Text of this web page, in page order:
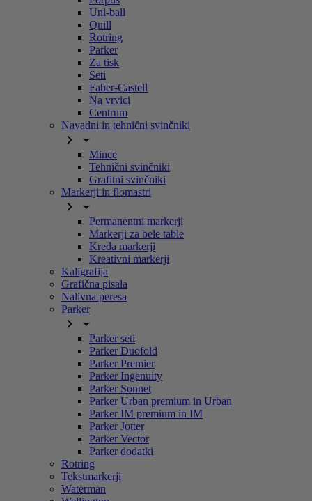
Uni-ball
Quill
Rotring
Parker
Za tisk
Seti
Faber-Castell
Na vrvici
Centrum
Navadni in tehnični svinčniki
 
Mince
Tehnični svinčniki
Grafitni svinčniki
Markerji in flomastri
 
Permanentni markerji
Markerji za bele table
Kreda markerji
Kreativni markerji
Kaligrafija
Grafična pisala
Nalivna peresa
Parker
 
Parker seti
Parker Duofold
Parker Premier
Parker Ingenuity
Parker Sonnet
Parker Urban premium in Urban
Parker IM premium in IM
Parker Jotter
Parker Vector
Parker dodatki
Rotring
Tekstmarkerji
Waterman